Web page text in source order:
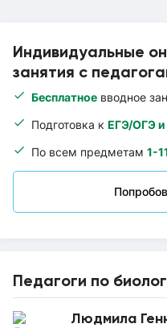
Индивидуальные
занятия с
Бесплатное вводное
Подготовка к ЕГЭ/ОГЭ
По всем предметам 1-
Педагоги по
Людмила